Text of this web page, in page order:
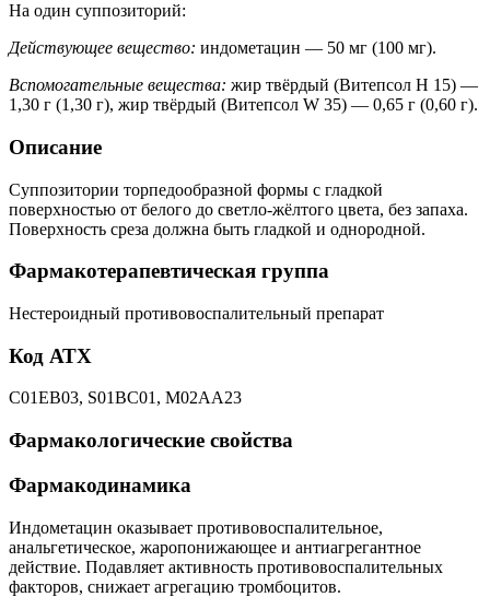
На один суппозиторий:
Действующее вещество: индометацин — 50 мг (100 мг).
Вспомогательные вещества: жир твёрдый (Витепсол Н 15) —
1,30 г (1,30 г), жир твёрдый (Витепсол W 35) — 0,65 г (0,60 г).
Описание
Суппозитории торпедообразной формы с гладкой
поверхностью от белого до светло-жёлтого цвета, без запаха.
Поверхность среза должна быть гладкой и однородной.
Фармакотерапевтическая группа
Нестероидный противовоспалительный препарат
Код АТХ
C01EB03, S01BC01, M02AA23
Фармакологические свойства
Фармакодинамика
Индометацин оказывает противовоспалительное,
анальгетическое, жаропонижающее и антиагрегантное
действие. Подавляет активность противовоспалительных
факторов, снижает агрегацию тромбоцитов.